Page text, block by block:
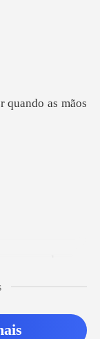
0
quando as mãos
O cheiro de